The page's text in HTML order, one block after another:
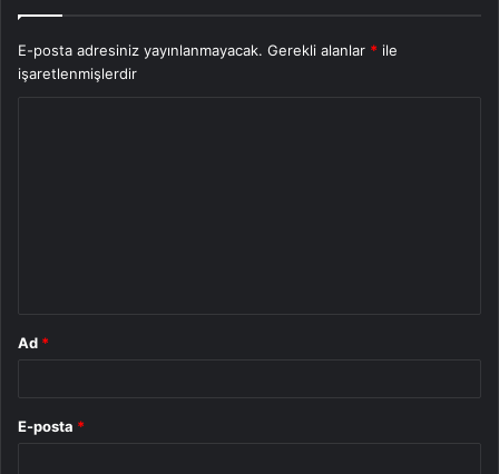
E-posta adresiniz yayınlanmayacak. Gerekli alanlar * ile
işaretlenmişlerdir
Ad *
E-posta *